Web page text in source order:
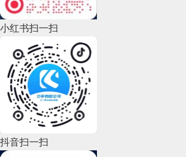
2022年9月(135)
2022年8月(60)
2022年7月(111)
2022年6月(162)
2022年5月(143)
2022年4月(86)
小红书扫一扫
抖音扫一扫